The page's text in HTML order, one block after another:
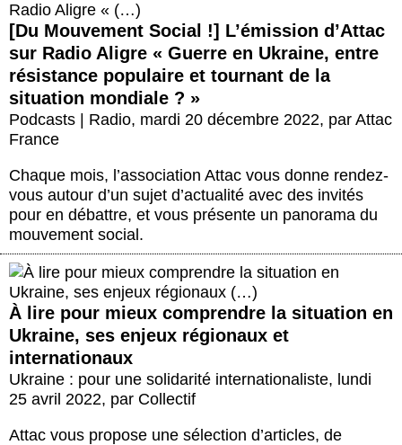
[Du Mouvement Social !] L’émission d’Attac
sur Radio Aligre « Guerre en Ukraine, entre
résistance populaire et tournant de la
situation mondiale ? »
Podcasts | Radio, mardi 20 décembre 2022, par Attac
France
Chaque mois, l’association Attac vous donne rendez-
vous autour d’un sujet d’actualité avec des invités
pour en débattre, et vous présente un panorama du
mouvement social.
À lire pour mieux comprendre la situation en
Ukraine, ses enjeux régionaux et
internationaux
Ukraine : pour une solidarité internationaliste, lundi
25 avril 2022, par Collectif
Attac vous propose une sélection d’articles, de